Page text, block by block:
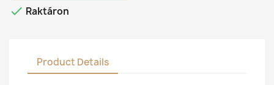
 Raktáron
Product Details